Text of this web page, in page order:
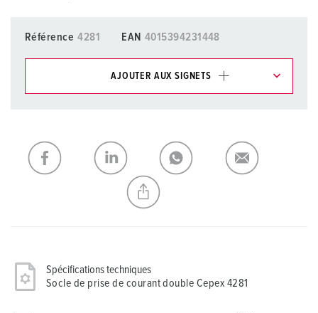
Référence 4281 EAN 4015394231448
AJOUTER AUX SIGNETS
Ma liste AJOUTER
CRÉER UNE NOUVELLE LISTE
Spécifications techniques
Socle de prise de courant double Cepex 4281